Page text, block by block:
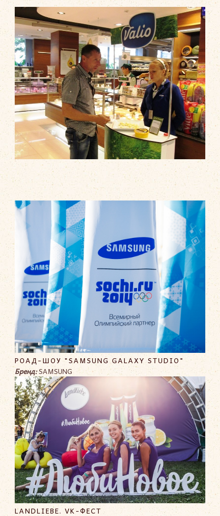
РОАД-ШОУ "SAMSUNG GALAXY STUDIO"
Бренд:SAMSUNG
LANDLIEBE. VK-ФЕСТ